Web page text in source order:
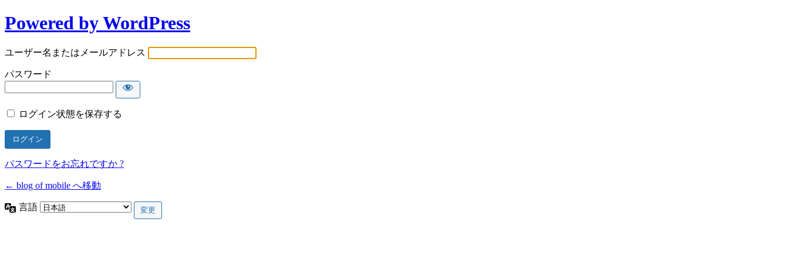
Powered by WordPress
ユーザー名またはメールアドレス
パスワード
ログイン状態を保存する
パスワードをお忘れですか ?
← blog of mobile へ移動
言語